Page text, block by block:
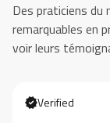
Des praticiens
remarquables en
voir leurs
Verified